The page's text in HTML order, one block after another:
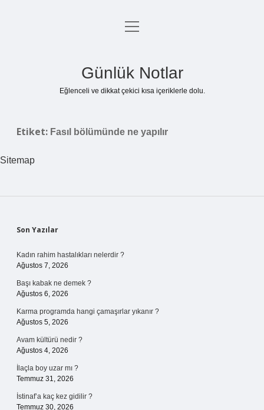
Anasayfa
menüyü
Günlük Notlar
Eğlenceli ve dikkat çekici kısa içeriklerle dolu.
Etiket: Fasıl bölümünde ne yapılır
Sitemap
Sidebar
Son Yazılar
Kadın rahim hastalıkları nelerdir ?
Ağustos 7, 2026
Başı kabak ne demek ?
Ağustos 6, 2026
Karma programda hangi çamaşırlar yıkanır ?
Ağustos 5, 2026
Avam kültürü nedir ?
Ağustos 4, 2026
İlaçla boy uzar mı ?
Temmuz 31, 2026
İstinaf’a kaç kez gidilir ?
Temmuz 30, 2026